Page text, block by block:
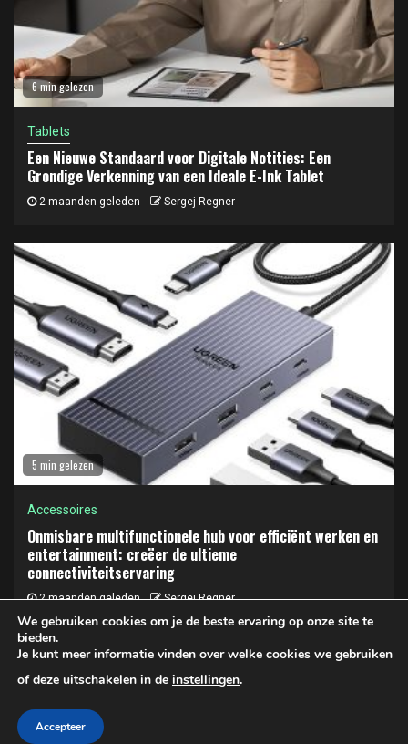
6 min gelezen
Tablets
Een Nieuwe Standaard voor Digitale Notities: Een
Grondige Verkenning van een Ideale E-Ink Tablet
2 maanden geleden Sergej Regner
5 min gelezen
Accessoires
Onmisbare multifunctionele hub voor efficiënt werken en
entertainment: creëer de ultieme
connectiviteitservaring
2 maanden geleden Sergej Regner
Privacy- en cookiebeleid
Copyright © 2025 LAPTOP KOPEN | Privacy- en Cookiebeleid
We gebruiken cookies om je de beste ervaring op onze site te
bieden.
Je kunt meer informatie vinden over welke cookies we gebruiken
of deze uitschakelen in de instellingen.
Accepteer